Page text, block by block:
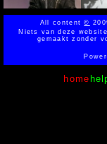
All content©
Niets van deze
gemaakt zonder
home